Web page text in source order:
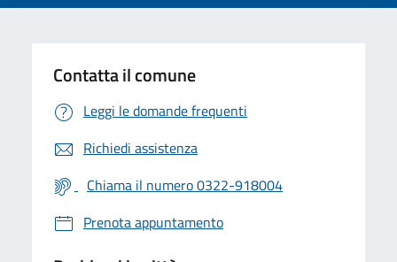
Contatta il comune
Leggi le domande frequenti
Richiedi assistenza
Chiama il numero 0322-918004
Prenota appuntamento